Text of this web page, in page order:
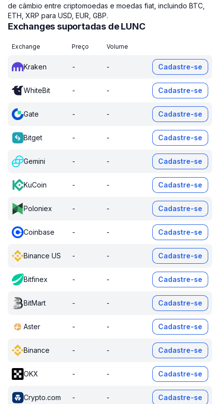
de câmbio entre criptomoedas e moedas fiat, incluindo BTC,
ETH, XRP para USD, EUR, GBP.
Exchanges suportadas de LUNC
Exchange Preço Volume
Kraken - - Cadastre-se
WhiteBit - - Cadastre-se
Gate - - Cadastre-se
Bitget - - Cadastre-se
Gemini - - Cadastre-se
KuCoin - - Cadastre-se
Poloniex - - Cadastre-se
Coinbase - - Cadastre-se
Binance US - - Cadastre-se
Bitfinex - - Cadastre-se
BitMart - - Cadastre-se
Aster - - Cadastre-se
Binance - - Cadastre-se
OKX - - Cadastre-se
Crypto.com - - Cadastre-se